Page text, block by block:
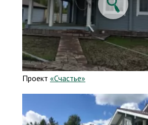
Проект «Счастье»